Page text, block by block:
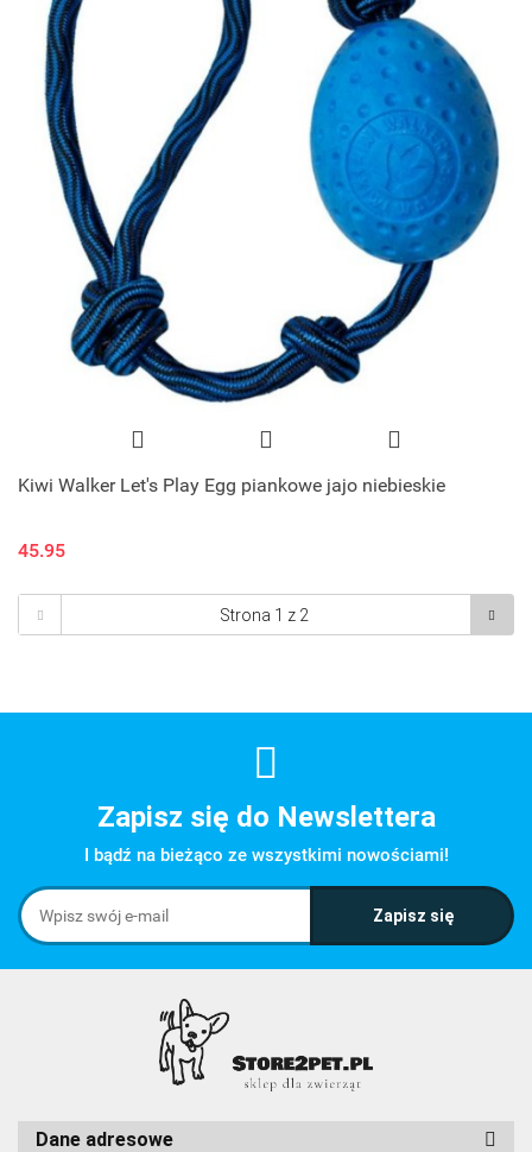
Kiwi Walker Let's Play Egg piankowe jajo niebieskie
45.95
Zapisz się do Newslettera
I bądź na bieżąco ze wszystkimi nowościami!
Dane adresowe